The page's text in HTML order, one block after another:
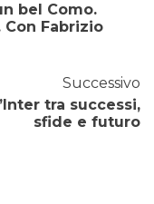
bel Como.
Fabrizio
Successivo
tra successi,
sfide e futuro